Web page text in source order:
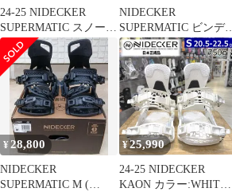
24-25 NIDECKER
SUPERMATIC スノーボ
ード バインディング
NIDECKER
SUPERMATIC ビンディ
ング 24-25 M size
¥28,800
NIDECKER
SUPERMATIC M (
¥25,990
24-25 NIDECKER
KAON カラー:WHITE S